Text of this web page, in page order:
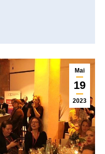
Mai
19
2023